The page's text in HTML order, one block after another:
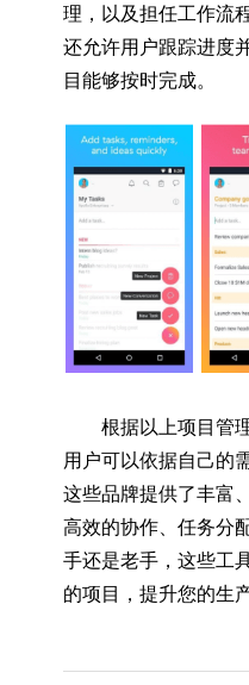
理，以及担任工作流
还允许用户跟踪进度
目能够按时完成。
根据以上项目管理
用户可以依据自己的
这些品牌提供了丰富
高效的协作、任务分
手还是老手，这些工
的项目，提升您的生产